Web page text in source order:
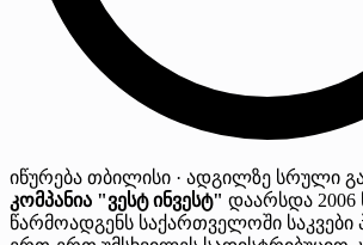
იწურება თბილისი · ადგილზე სრული
კომპანია "ვესტ ინვესტ" დაარსდა
წარმოადგენს საქართველოში საკვები